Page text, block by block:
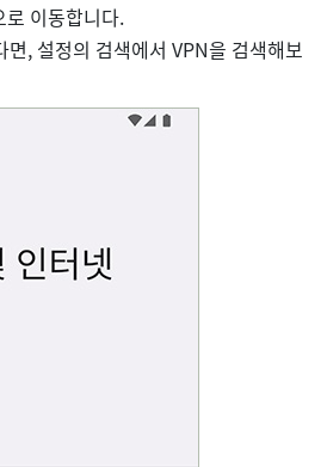
이동합니다.
, 설정의 검색에서 VPN을 검색해보